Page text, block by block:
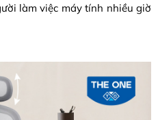
làm việc máy tính nhiều giờ